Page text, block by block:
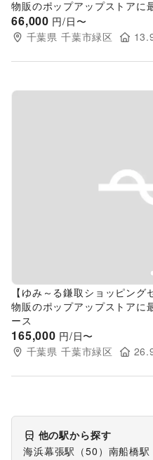
物販のポップアップストアに
66,000 円/日〜
千葉県 千葉市緑区
Previous slide
【ゆみ～る鎌取ショッピン
物販のポップアップストアに
ース
165,000 円/日〜
千葉県 千葉市緑区
他の駅から探す
海浜幕張駅 （50 ） 南船橋駅